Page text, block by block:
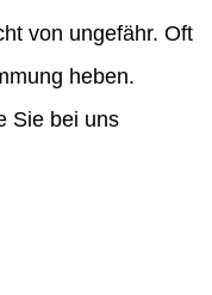
von ungefähr. Oft
heben.
Sie bei uns